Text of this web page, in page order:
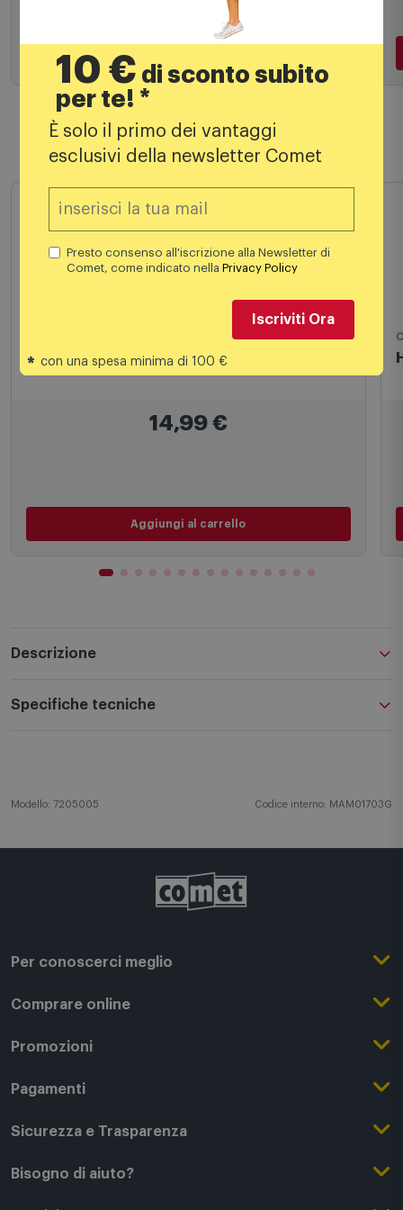
Prodotti simili
Sbs Spa Cavo HDMI Tipo A per 3D e 4K
14,99€
Aggiungi al carrello
Descrizione
Specifiche tecniche
Modello: 7205005 Codice interno: MAM01703G
Per conoscerci meglio
Il Gruppo Comet
Punti di forza
Comprare online
Registrati su Comet
Acquista Online
Promozioni
Outlet
Black Friday
Pagamenti
Modalità di pagamento
Finanziamenti online
Sicurezza e Trasparenza
Condizioni generali di vendita
Bisogno di aiuto?
10 € di sconto subito
per te! *
È solo il primo dei vantaggi
esclusivi della newsletter Comet
Presto consenso all'iscrizione alla Newsletter di
Comet, come indicato nellaPrivacy Policy
Iscriviti Ora
* con una spesa minima di 100 €